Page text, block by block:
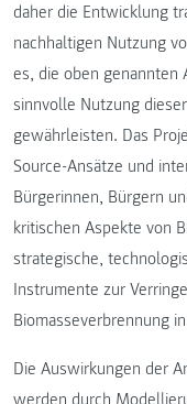
daher die Entwicklung
nachhaltigen Nutzung
es, die oben genannten
sinnvolle Nutzung
gewährleisten. Das
Source-Ansätze und
Bürgerinnen, Bürgern
kritischen Aspekte von
strategische,
Instrumente zur
Biomasseverbrennung
Die Auswirkungen der